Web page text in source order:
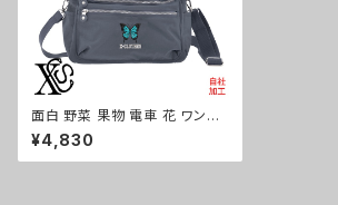
面白 野菜 果物 電車 花 ワンポ
イント 刺繍ショルダーバッグ レ
ディース 軽い ナイロン バッグ
雑貨 グッズ 自社ブランド 柄 ト
¥4,830